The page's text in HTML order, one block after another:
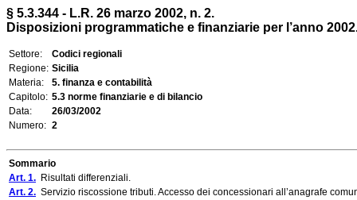
§ 5.3.344 - L.R. 26 marzo 2002, n. 2.
Disposizioni programmatiche e finanziarie per l’anno
Settore:
Codici regionali
Regione: Sicilia
Materia:
5. finanza e contabilità
Capitolo: 5.3 norme finanziarie e di bilancio
Data:
26/03/2002
Numero: 2
Sommario
Art. 1. Risultati differenziali.
Art. 2. Servizio riscossione tributi. Accesso dei concessionari all’anagrafe